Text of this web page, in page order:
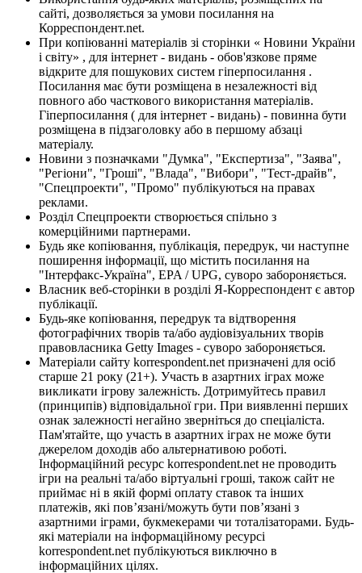
сайті, дозволяється за умови посилання на
Корреспондент.net.
При копіюванні матеріалів зі сторінки « Новини України
і світу» , для інтернет - видань - обов'язкове пряме
відкрите для пошукових систем гіперпосилання .
Посилання має бути розміщена в незалежності від
повного або часткового використання матеріалів.
Гіперпосилання ( для інтернет - видань) - повинна бути
розміщена в підзаголовку або в першому абзаці
матеріалу.
Новини з позначками "Думка", "Експертиза", "Заява",
"Регіони", "Гроші", "Влада", "Вибори", "Тест-драйв",
"Спецпроекти", "Промо" публікуються на правах
реклами.
Розділ Спецпроекти створюється спільно з
комерційними партнерами.
Будь яке копіювання, публікація, передрук, чи наступне
поширення інформації, що містить посилання на
"Інтерфакс-Україна", EPA / UPG, суворо забороняється.
Власник веб-сторінки в розділі Я-Корреспондент є автор
публікації.
Будь-яке копіювання, передрук та відтворення
фотографічних творів та/або аудіовізуальних творів
правовласника Getty Images - суворо забороняється.
Матеріали сайту korrespondent.net призначені для осіб
старше 21 року (21+). Участь в азартних іграх може
викликати ігрову залежність. Дотримуйтесь правил
(принципів) відповідальної гри. При виявленні перших
ознак залежності негайно зверніться до спеціаліста.
Пам'ятайте, що участь в азартних іграх не може бути
джерелом доходів або альтернативою роботі.
Інформаційний ресурс korrespondent.net не проводить
ігри на реальні та/або віртуальні гроші, також сайт не
приймає ні в якій формі оплату ставок та інших
платежів, які пов’язані/можуть бути пов’язані з
азартними іграми, букмекерами чи тоталізаторами. Будь-
які матеріали на інформаційному ресурсі
korrespondent.net публікуються виключно в
інформаційних цілях.